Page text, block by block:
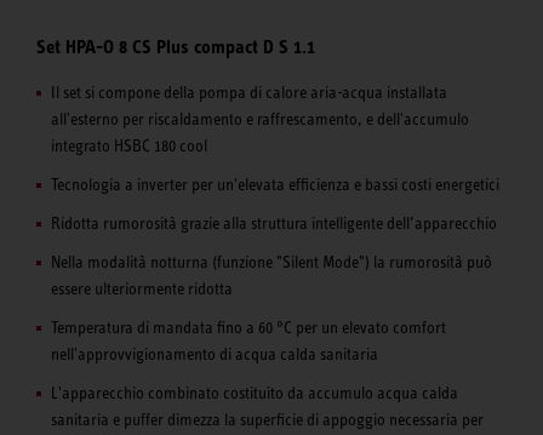
Set HPA-O 8 CS Plus compact D S 1.1
Il set si compone della pompa di calore aria-acqua installata
all'esterno per riscaldamento e raffrescamento, e dell'accumulo
integrato HSBC 180 cool
Tecnologia a inverter per un'elevata efficienza e bassi costi energetici
Ridotta rumorosità grazie alla struttura intelligente dell’apparecchio
Nella modalità notturna (funzione "Silent Mode") la rumorosità può
essere ulteriormente ridotta
Temperatura di mandata fino a 60 °C per un elevato comfort
nell'approvvigionamento di acqua calda sanitaria
L'apparecchio combinato costituito da accumulo acqua calda
sanitaria e puffer dimezza la superficie di appoggio necessaria per